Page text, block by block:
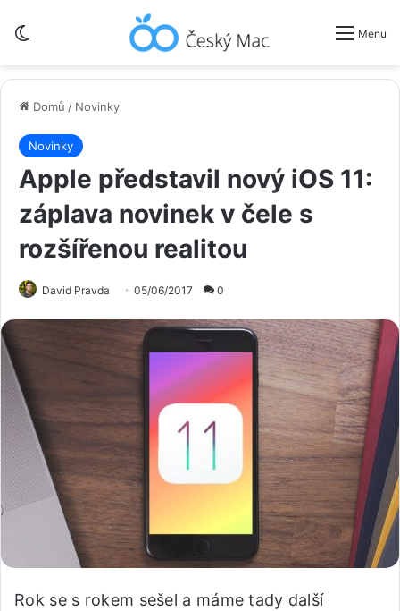
Menu
Domů / Novinky
Novinky
Apple představil nový iOS 11:
záplava novinek v čele s
rozšířenou realitou
David Pravda 05/06/2017 0
Rok se s rokem sešel a máme tady další